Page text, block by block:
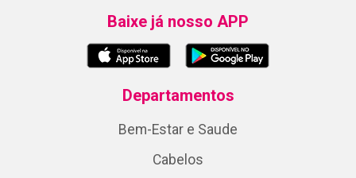
Baixe já nosso APP
Departamentos
Bem-Estar e Saude
Cabelos